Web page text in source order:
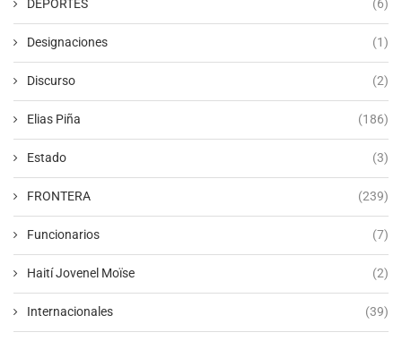
DEPORTES (6)
Designaciones (1)
Discurso (2)
Elias Piña (186)
Estado (3)
FRONTERA (239)
Funcionarios (7)
Haití Jovenel Moïse (2)
Internacionales (39)